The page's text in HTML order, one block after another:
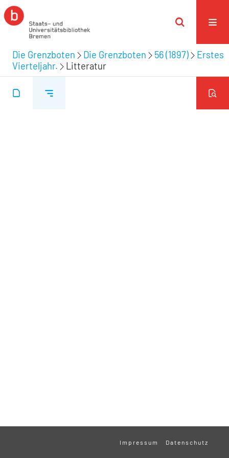
Die Grenzboten Die Grenzboten 56 (1897)
Erstes
Vierteljahr.
Litteratur
Impressum Datenschutz